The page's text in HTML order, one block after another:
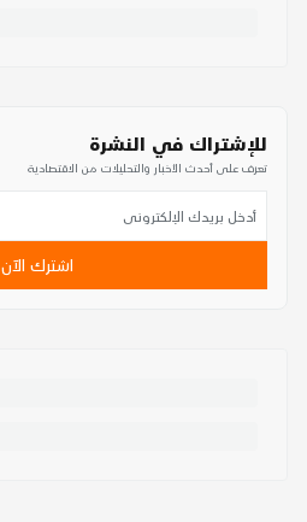
للإشتراك في النشرة
تعرف على أحدث الأخبار والتحليلات من الاقتصادية
اشترك الآن